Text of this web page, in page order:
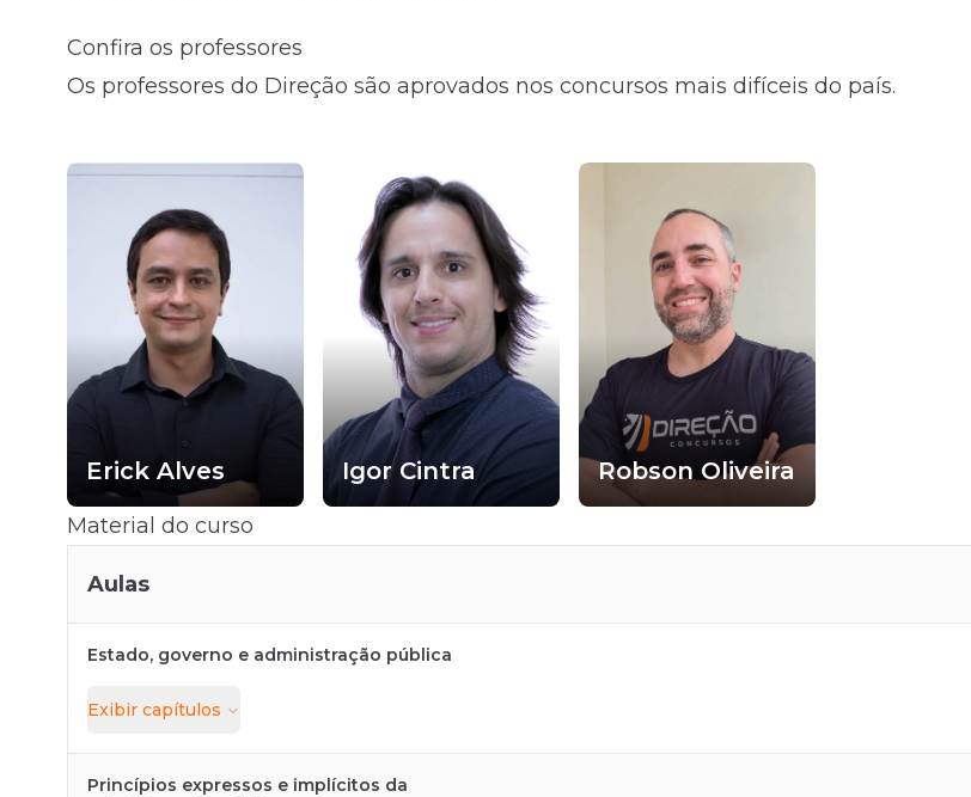
Fale com o time comercial
Confira os professores
Os professores do Direção são aprovados nos concursos mais difíceis do país.
Erick Alves Igor Cintra Robson Oliveira
Material do curso
Aulas
Estado, governo e administração pública
Exibir capítulos
Princípios expressos e implícitos da